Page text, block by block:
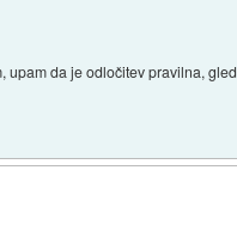
upam da je odločitev pravilna,